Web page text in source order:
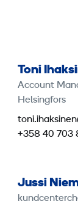
Toni
Account
Helsingfors
+358 40 703
Jussi